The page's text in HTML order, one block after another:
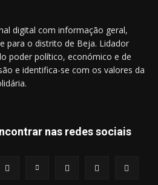
digital com informação geral,
para o distrito de Beja. Lidador
poder político, económico e de
e identifica-se com os valores da
nas redes sociais